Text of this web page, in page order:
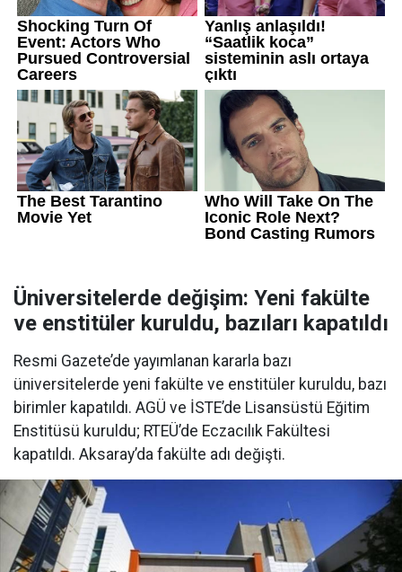
Üniversitelerde değişim: Yeni fakülte
ve enstitüler kuruldu, bazıları kapatıldı
Resmi Gazete’de yayımlanan kararla bazı
üniversitelerde yeni fakülte ve enstitüler kuruldu, bazı
birimler kapatıldı. AGÜ ve İSTE’de Lisansüstü Eğitim
Enstitüsü kuruldu; RTEÜ’de Eczacılık Fakültesi
kapatıldı. Aksaray’da fakülte adı değişti.